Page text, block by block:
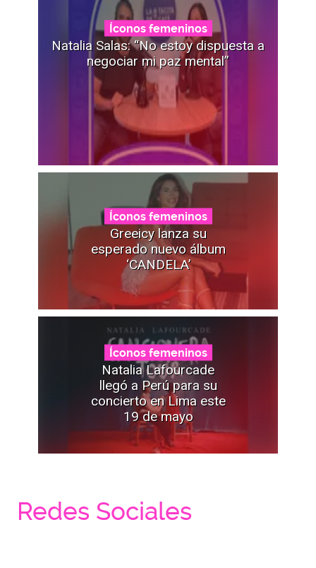
Íconos femeninos
Natalia Salas: “No estoy dispuesta a
negociar mi paz mental”
Íconos femeninos
Greeicy lanza su
esperado nuevo álbum
‘CANDELA’
Íconos femeninos
Natalia Lafourcade
llegó a Perú para su
concierto en Lima este
19 de mayo
Redes Sociales